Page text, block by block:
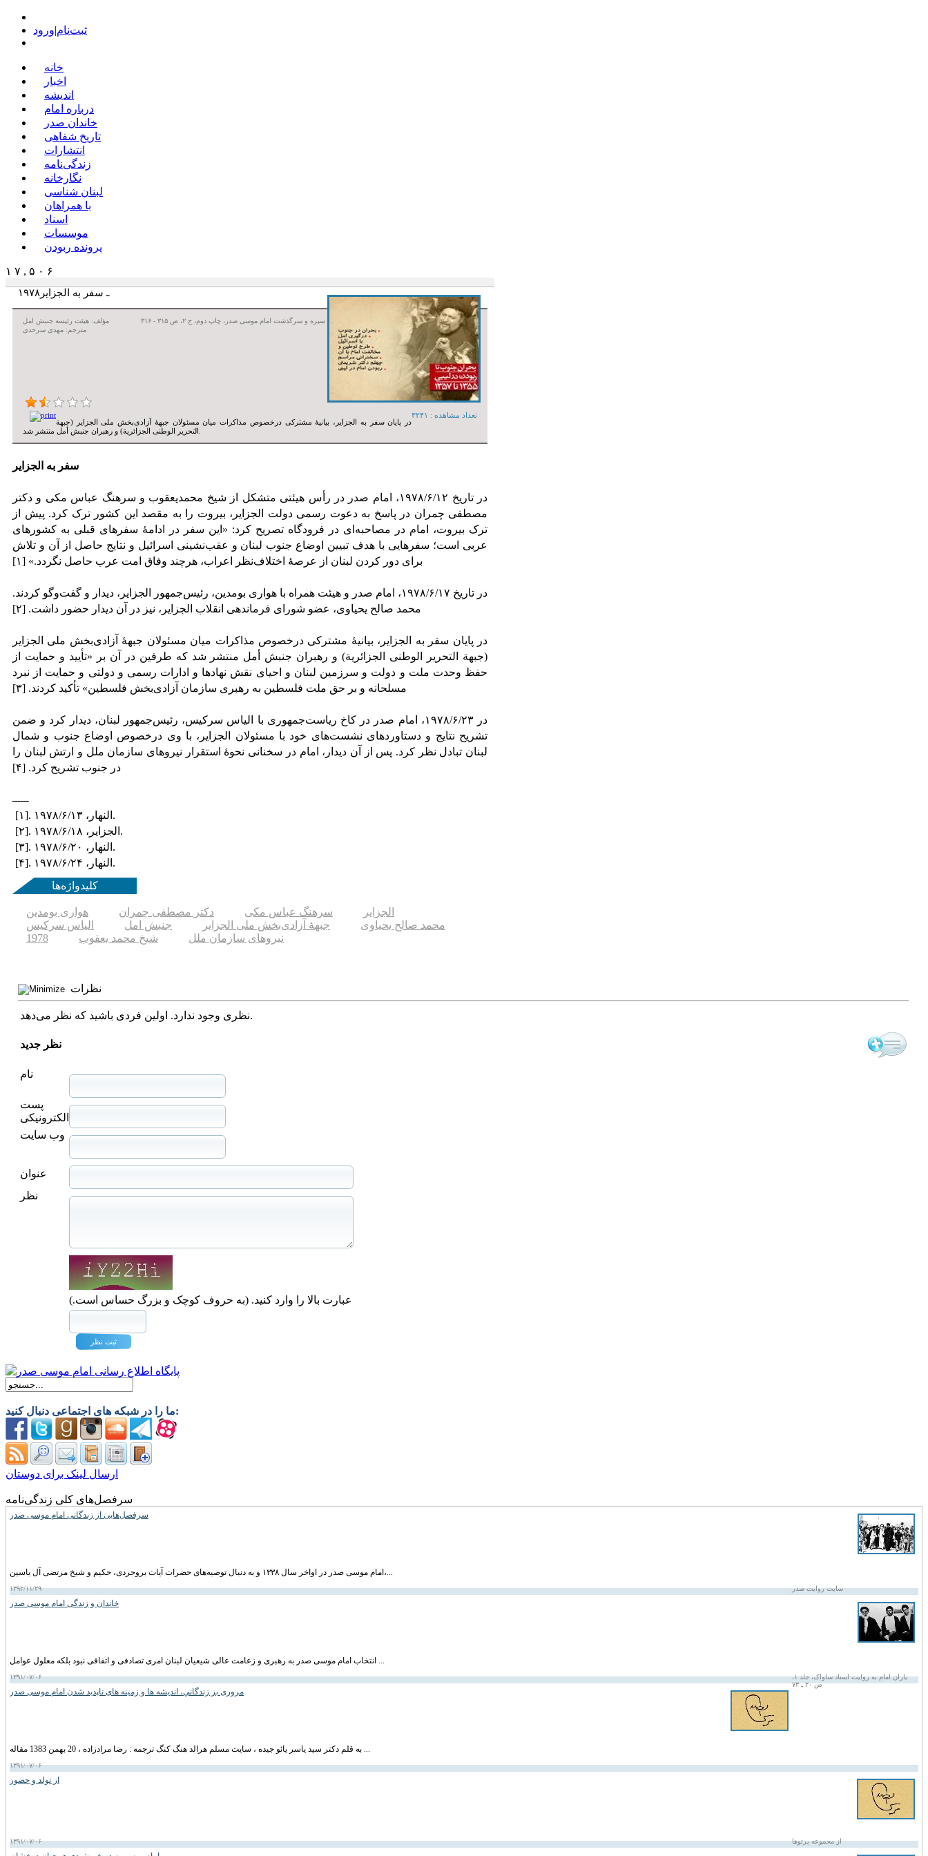
ثبت‌نام|ورود
خانه
اخبار
اندیشه
درباره امام
خاندان صدر
تاریخ شفاهی
انتشارات
زندگی‌نامه
نگارخانه
لبنان شناسی
با همراهان
اسناد
موسسات
پرونده ربودن
۱ ۷ , ۵ ۰ ۶
۱۹۷۸ـ سفر به الجزایر
سیره و سرگذشت امام موسی صدر، چاپ دوم، ج ۲، ص ۳۱۵ - ۳۱۶
مؤلف: هیئت رئیسه جنبش امل
مترجم: مهدی سرحدی
تعداد مشاهده :‌ ۳۲۴۱
در پایان سفر به الجزایر، بیانیۀ مشترکی درخصوص مذاکرات میان مسئولان جبهۀ آزادی‌بخش ملی الجزایر (جبهة
سفر به الجزایر
در تاریخ ۱۹۷۸/۶/۱۲، امام صدر در رأس هیئتی متشکل از شیخ محمدیعقوب و سرهنگ عباس مکی و دکتر
مصطفی چمران در پاسخ به دعوت رسمی دولت الجزایر، بیروت را به مقصد این کشور ترک کرد. پیش از
ترک بیروت، امام در مصاحبه‌ای در فرودگاه تصریح کرد: «این سفر در ادامۀ سفرهای قبلی به کشورهای
عربی است؛ سفرهایی با هدف تبیین اوضاع جنوب لبنان و عقب‌نشینی اسرائیل و نتایج حاصل از آن و تلاش
در تاریخ ۱۹۷۸/۶/۱۷، امام صدر و هیئت همراه با هواری بومدین، رئیس‌جمهور الجزایر، دیدار و گفت‌وگو کردند.
در پایان سفر به الجزایر، بیانیۀ مشترکی درخصوص مذاکرات میان مسئولان جبهۀ آزادی‌بخش ملی الجزایر
(جبهة التحریر الوطنی الجزائریة) و رهبران جنبش أمل منتشر شد که طرفین در آن بر «تأیید و حمایت از
حفظ وحدت ملت و دولت و سرزمین لبنان و احیای نقش نهاد‌ها و ادارات رسمی و دولتی و حمایت از نبرد
در ۱۹۷۸/۶/۲۳، امام صدر در کاخ ریاست‌جمهوری با الیاس سرکیس، رئیس‌جمهور لبنان، دیدار کرد و ضمن
تشریح نتایج و دستاوردهای نشست‌های خود با مسئولان الجزایر، با وی درخصوص اوضاع جنوب و شمال
لبنان تبادل نظر کرد. پس از آن دیدار، امام در سخنانی نحوۀ استقرار نیروهای سازمان ملل و ارتش لبنان را
ــــــ
[۱]. النهار، ۱۹۷۸/۶/۱۳.
[۲]. الجزایر، ۱۹۷۸/۶/۱۸.
[۳]. النهار، ۱۹۷۸/۶/۲۰.
[۴]. النهار، ۱۹۷۸/۶/۲۴.
کلیدواژه‌ها
الجزایر سرهنگ عباس مکی دکتر مصطفی چمران
هواری بومدین
محمد صالح یحیاوی
جبهۀ آزادی‌بخش ملی الجزایر جنبش امل
الیاس سرکیس
نیروهای سازمان ملل
شیخ محمد یعقوب 1978
نظرات
نظری وجود ندارد. اولین فردی باشید که نظر می‌دهد.
نظر جدید
نام
پست
الکترونیکی
وب سایت
عنوان
نظر
عبارت بالا را وارد کنید. (به حروف کوچک و بزرگ حساس است.)
ما را در شبکه های اجتماعی دنبال کنید:
ارسال لینک برای دوستان
سرفصل‌های کلی زندگی‌نامه
سرفصل‌هایی از زندگانی امام موسی صدر
امام موسی صدر در اواخر سال ۱۳۳۸ و به دنبال توصیه‌های حضرات آیات بروجردی، حکیم و شیخ مرتضی آل یاسین،...
سایت روایت صدر ۱۳۹۲/۱۱/۲۹
خاندان و زندگی امام موسى صدر
انتخاب امام موسی صدر به رهبری و زعامت عالی شیعیان لبنان امری تصادفی و اتفاقی نبود بلکه معلول عوامل ...
یاران امام به روایت اسناد ساواک، جلد ۱،
ص ۲۰ ـ ۷۳
۱۳۹۱/۰۷/۰۶
مروری بر زندگاني، انديشه ها و زمينه های ناپديد شدن امام موسی صدر
به قلم دکتر سید یاسر یائو جیده ، سایت مسلم هرالد هنگ كنگ ترجمه : رضا مرادزاده ، 20 بهمن 1383 مقاله ...
۱۳۹۱/۰۷/۰۶
از تولد و حضور
از مجموعه پرتوها ۱۳۹۱/۰۷/۰۶